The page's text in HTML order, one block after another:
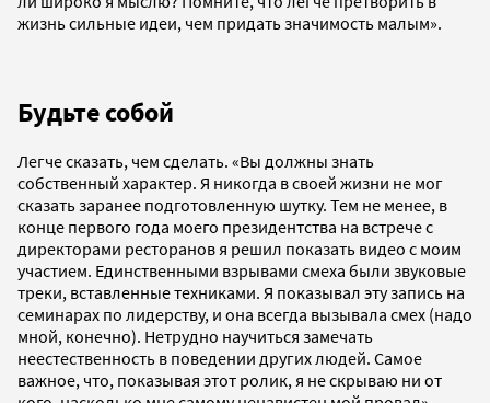
жизнь сильные идеи, чем придать значимость малым».
Будьте собой
Легче сказать, чем сделать. «Вы должны знать
собственный характер. Я никогда в своей жизни не мог
сказать заранее подготовленную шутку. Тем не менее, в
конце первого года моего президентства на встрече с
директорами ресторанов я решил показать видео с моим
участием. Единственными взрывами смеха были звуковые
треки, вставленные техниками. Я показывал эту запись на
семинарах по лидерству, и она всегда вызывала смех (надо
мной, конечно). Нетрудно научиться замечать
неестественность в поведении других людей. Самое
важное, что, показывая этот ролик, я не скрываю ни от